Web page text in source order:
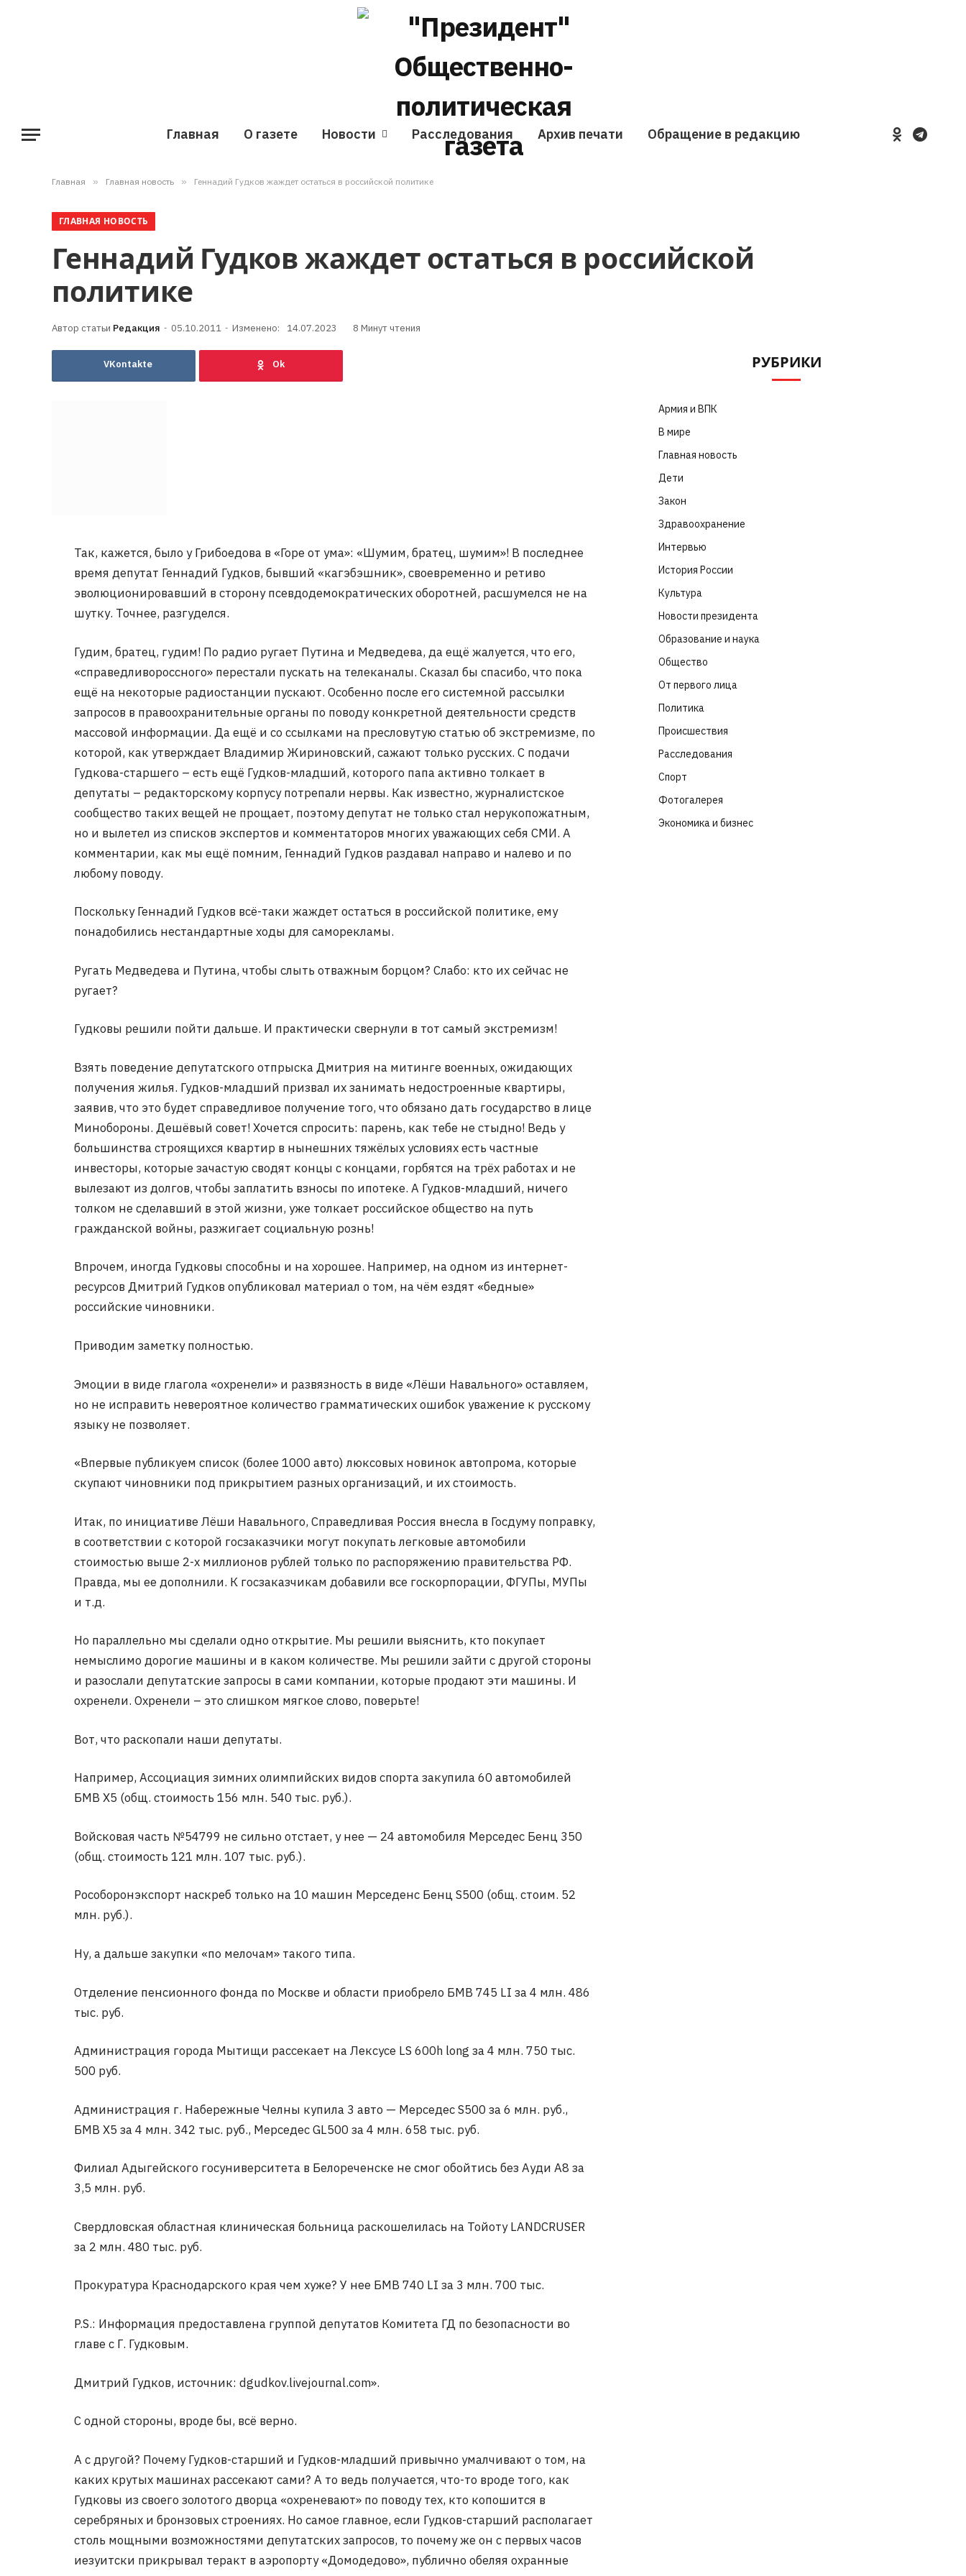
Главная О газете Новости Расследования Архив печати Обращение в редакцию YouTubeVKontakte
LinkedIn
Flickr
Главная » Главная новость » Геннадий Гудков жаждет остаться в российской политике
ГЛАВНАЯ НОВОСТЬ
Геннадий Гудков жаждет остаться в российской
политике
Редакция 05.10.2011 Изменено: 14.07.2023 8 Минут чтения
VKontakte
Так, кажется, было у Грибоедова в «Горе от ума»: «Шумим, братец, шумим»! В последнее
время депутат Геннадий Гудков, бывший «кагэбэшник», своевременно и ретиво
эволюционировавший в сторону псевдодемократических оборотней, расшумелся не на
шутку. Точнее, разгуделся.
Гудим, братец, гудим! По радио ругает Путина и Медведева, да ещё жалуется, что его,
«справедливороссного» перестали пускать на телеканалы. Сказал бы спасибо, что пока
ещё на некоторые радиостанции пускают. Особенно после его системной рассылки
запросов в правоохранительные органы по поводу конкретной деятельности средств
массовой информации. Да ещё и со ссылками на пресловутую статью об экстремизме, по
которой, как утверждает Владимир Жириновский, сажают только русских. С подачи
Гудкова-старшего – есть ещё Гудков-младший, которого папа активно толкает в
депутаты – редакторскому корпусу потрепали нервы. Как известно, журналистское
сообщество таких вещей не прощает, поэтому депутат не только стал нерукопожатным,
но и вылетел из списков экспертов и комментаторов многих уважающих себя СМИ. А
комментарии, как мы ещё помним, Геннадий Гудков раздавал направо и налево и по
любому поводу.
Поскольку Геннадий Гудков всё-таки жаждет остаться в российской политике, ему
понадобились нестандартные ходы для саморекламы.
Ругать Медведева и Путина, чтобы слыть отважным борцом? Слабо: кто их сейчас не
ругает?
Гудковы решили пойти дальше. И практически свернули в тот самый экстремизм!
Взять поведение депутатского отпрыска Дмитрия на митинге военных, ожидающих
получения жилья. Гудков-младший призвал их занимать недостроенные квартиры,
заявив, что это будет справедливое получение того, что обязано дать государство в лице
Минобороны. Дешёвый совет! Хочется спросить: парень, как тебе не стыдно! Ведь у
большинства строящихся квартир в нынешних тяжёлых условиях есть частные
инвесторы, которые зачастую сводят концы с концами, горбятся на трёх работах и не
вылезают из долгов, чтобы заплатить взносы по ипотеке. А Гудков-младший, ничего
толком не сделавший в этой жизни, уже толкает российское общество на путь
гражданской войны, разжигает социальную рознь!
Впрочем, иногда Гудковы способны и на хорошее. Например, на одном из интернет-
ресурсов Дмитрий Гудков опубликовал материал о том, на чём ездят «бедные»
российские чиновники.
Приводим заметку полностью.
Эмоции в виде глагола «охренели» и развязность в виде «Лёши Навального» оставляем,
но не исправить невероятное количество грамматических ошибок уважение к русскому
языку не позволяет.
«Впервые публикуем список (более 1000 авто) люксовых новинок автопрома, которые
скупают чиновники под прикрытием разных организаций, и их стоимость.
Итак, по инициативе Лёши Навального, Справедливая Россия внесла в Госдуму поправку,
в соответствии с которой госзаказчики могут покупать легковые автомобили
стоимостью выше 2-х миллионов рублей только по распоряжению правительства РФ.
Правда, мы ее дополнили. К госзаказчикам добавили все госкорпорации, ФГУПы, МУПы
и т.д.
Но параллельно мы сделали одно открытие. Мы решили выяснить, кто покупает
немыслимо дорогие машины и в каком количестве. Мы решили зайти с другой стороны
и разослали депутатские запросы в сами компании, которые продают эти машины. И
охренели. Охренели – это слишком мягкое слово, поверьте!
Вот, что раскопали наши депутаты.
Например, Ассоциация зимних олимпийских видов спорта закупила 60 автомобилей
БМВ X5 (общ. стоимость 156 млн. 540 тыс. руб.).
Войсковая часть №54799 не сильно отстает, у нее — 24 автомобиля Мерседес Бенц 350
(общ. стоимость 121 млн. 107 тыс. руб.).
Рособоронэкспорт наскреб только на 10 машин Мерседенс Бенц S500 (общ. стоим. 52
млн. руб.).
Ну, а дальше закупки «по мелочам» такого типа.
Отделение пенсионного фонда по Москве и области приобрело БМВ 745 LI за 4 млн. 486
тыс. руб.
Администрация города Мытищи рассекает на Лексусе LS 600h long за 4 млн. 750 тыс.
500 руб.
Администрация г. Набережные Челны купила 3 авто — Мерседес S500 за 6 млн. руб.,
БМВ Х5 за 4 млн. 342 тыс. руб., Мерседес GL500 за 4 млн. 658 тыс. руб.
Филиал Адыгейского госуниверситета в Белореченске не смог обойтись без Ауди А8 за
3,5 млн. руб.
Свердловская областная клиническая больница раскошелилась на Тойоту LANDCRUSER
за 2 млн. 480 тыс. руб.
Прокуратура Краснодарского края чем хуже? У нее БМВ 740 LI за 3 млн. 700 тыс.
P.S.: Информация предоставлена группой депутатов Комитета ГД по безопасности во
главе с Г. Гудковым.
Дмитрий Гудков, источник: dgudkov.livejournal.com».
С одной стороны, вроде бы, всё верно.
А с другой? Почему Гудков-старший и Гудков-младший привычно умалчивают о том, на
каких крутых машинах рассекают сами? А то ведь получается, что-то вроде того, как
Гудковы из своего золотого дворца «охреневают» по поводу тех, кто копошится в
серебряных и бронзовых строениях. Но самое главное, если Гудков-старший располагает
столь мощными возможностями депутатских запросов, то почему же он с первых часов
иезуитски прикрывал теракт в аэропорту «Домодедово», публично обеляя охранные
РУБРИКИ
Армия и ВПК
В мире
Главная новость
Дети
Закон
Здравоохранение
Интервью
История России
Культура
Новости президента
Образование и наука
Общество
От первого лица
Политика
Происшествия
Расследования
Спорт
Фотогалерея
Экономика и бизнес